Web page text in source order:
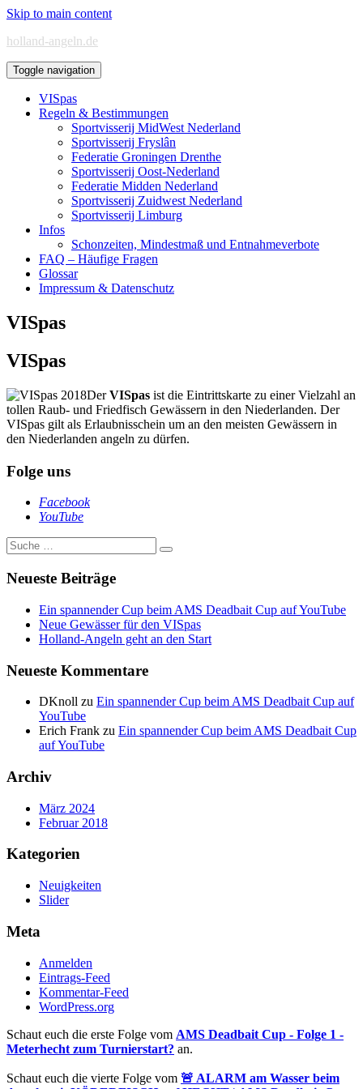
Skip to main content
holland-angeln.de
Toggle navigation
VISpas
Regeln & Bestimmungen
Sportvisserij MidWest Nederland
Sportvisserij Fryslân
Federatie Groningen Drenthe
Sportvisserij Oost-Nederland
Federatie Midden Nederland
Sportvisserij Zuidwest Nederland
Sportvisserij Limburg
Infos
Schonzeiten, Mindestmaß und Entnahmeverbote
FAQ – Häufige Fragen
Glossar
Impressum & Datenschutz
VISpas
VISpas
DerVISpas ist die Eintrittskarte zu einer Vielzahl an
tollen Raub- und Friedfisch Gewässern in den Niederlanden. Der
VISpas gilt als Erlaubnisschein um an den meisten Gewässern in
den Niederlanden angeln zu dürfen.
Folge uns
Facebook
YouTube
Suche
nach:
Neueste Beiträge
Ein spannender Cup beim AMS Deadbait Cup auf YouTube
Neue Gewässer für den VISpas
Holland-Angeln geht an den Start
Neueste Kommentare
DKnoll zu Ein spannender Cup beim AMS Deadbait Cup auf
YouTube
Erich Frank zu Ein spannender Cup beim AMS Deadbait Cup
auf YouTube
Archiv
März 2024
Februar 2018
Kategorien
Neuigkeiten
Slider
Meta
Anmelden
Eintrags-Feed
Kommentar-Feed
WordPress.org
Schaut euch die erste Folge vom AMS Deadbait Cup - Folge 1 -
Meterhecht zum Turnierstart? an.
Schaut euch die vierte Folge vom 🚨 ALARM am Wasser beim